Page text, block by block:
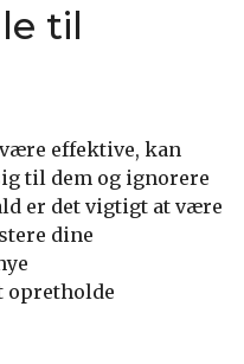
til
effektive, kan
til dem og ignorere
er det vigtigt at være
dine
opretholde